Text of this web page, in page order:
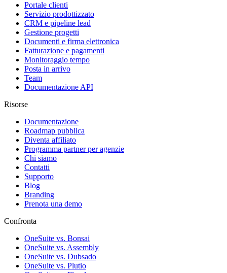
Portale clienti
Servizio prodottizzato
CRM e pipeline lead
Gestione progetti
Documenti e firma elettronica
Fatturazione e pagamenti
Monitoraggio tempo
Posta in arrivo
Team
Documentazione API
Risorse
Documentazione
Roadmap pubblica
Diventa affiliato
Programma partner per agenzie
Chi siamo
Contatti
Supporto
Blog
Branding
Prenota una demo
Confronta
OneSuite vs. Bonsai
OneSuite vs. Assembly
OneSuite vs. Dubsado
OneSuite vs. Plutio